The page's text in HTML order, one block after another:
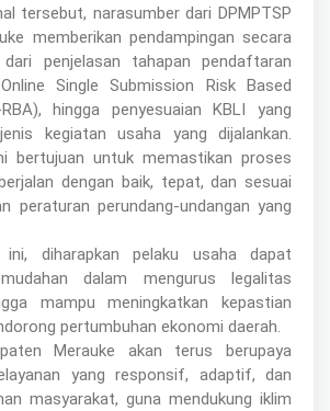
tersebut, narasumber dari DPMPTSP
memberikan pendampingan secara
penjelasan tahapan pendaftaran
Single Submission Risk Based
hingga penyesuaian KBLI yang
kegiatan usaha yang dijalankan.
bertujuan untuk memastikan proses
dengan baik, tepat, dan sesuai
peraturan perundang-undangan yang
ini, diharapkan pelaku usaha dapat
dalam mengurus legalitas
mampu meningkatkan kepastian
pertumbuhan ekonomi daerah.
Merauke akan terus berupaya
yang responsif, adaptif, dan
masyarakat, guna mendukung iklim